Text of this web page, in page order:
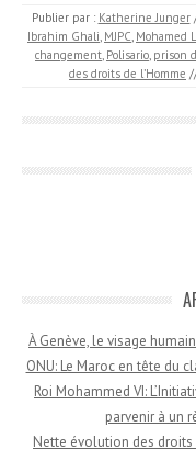
Publier par : Katherine Junger
Ibrahim Ghali, MJPC, Mohamed
changement, Polisario, prison
des droits de l’Homme
À Genève, le visage
ONU: Le Maroc en tête du
Roi Mohammed VI:
parvenir à un
Nette évolution des droits